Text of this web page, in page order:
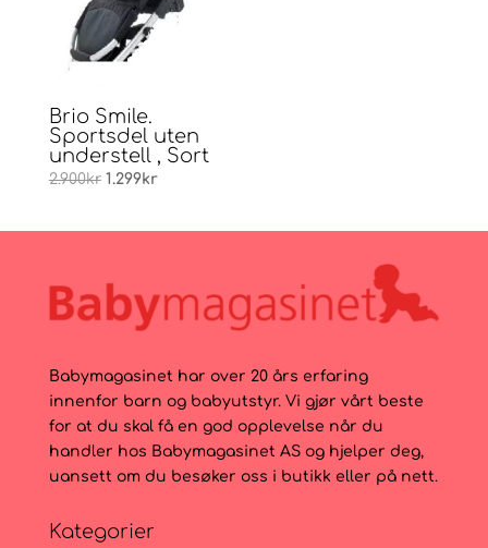
Brio Smile.
Sportsdel uten
understell , Sort
2.900kr Opprinnelig
2.900kr.
1.299krNåværende
1.299kr.
Babymagasinet har over 20 års erfaring
innenfor barn og babyutstyr. Vi gjør vårt beste
for at du skal få en god opplevelse når du
handler hos Babymagasinet AS og hjelper deg,
uansett om du besøker oss i butikk eller på nett.
Kategorier